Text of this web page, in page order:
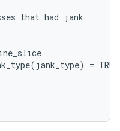
that had jank
= TRUE